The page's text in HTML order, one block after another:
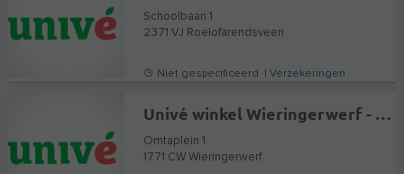
Schoolbaan 1
2371 VJ Roelofarendsveen
Niet gespecificeerd |Verzekeringen
Univé winkel Wieringerwerf - Verzekeringen en Hypotheekadvies
Omtaplein 1
1771 CW Wieringerwerf